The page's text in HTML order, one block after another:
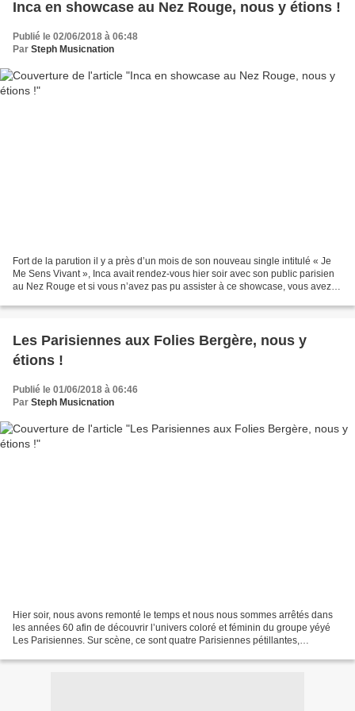
Inca en showcase au Nez Rouge, nous y étions !
Publié le 02/06/2018 à 06:48
Par Steph Musicnation
Fort de la parution il y a près d’un mois de son nouveau single intitulé « Je
Me Sens Vivant », Inca avait rendez-vous hier soir avec son public parisien
au Nez Rouge et si vous n’avez pas pu assister à ce showcase, vous avez le
Les Parisiennes aux Folies Bergère, nous y
étions !
Publié le 01/06/2018 à 06:46
Par Steph Musicnation
Hier soir, nous avons remonté le temps et nous nous sommes arrêtés dans
les années 60 afin de découvrir l’univers coloré et féminin du groupe yéyé
Les Parisiennes. Sur scène, ce sont quatre Parisiennes pétillantes,